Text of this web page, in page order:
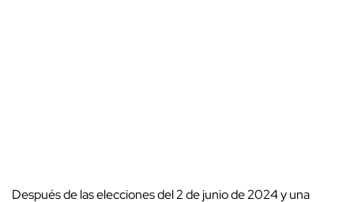
Después de las elecciones del 2 de junio de 2024 y una